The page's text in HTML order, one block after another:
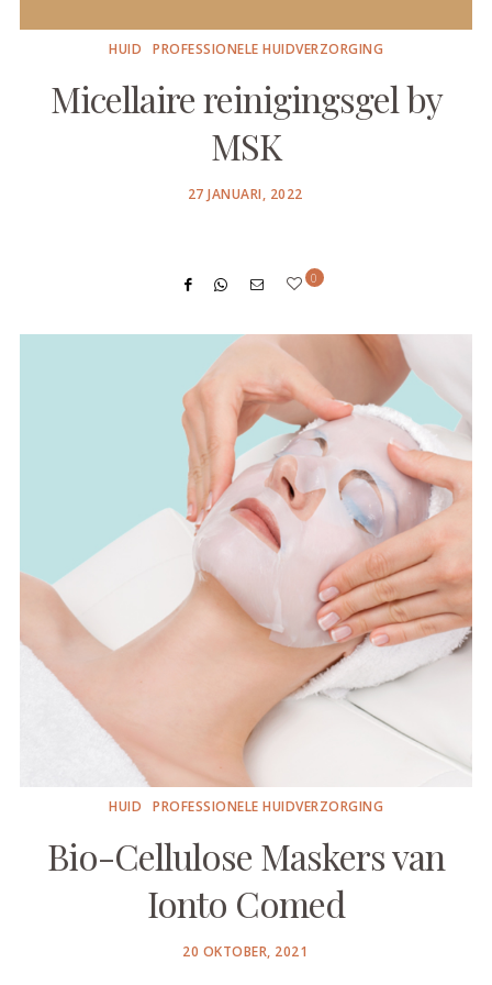
HUID PROFESSIONELE HUIDVERZORGING
Micellaire reinigingsgel by
MSK
POSTED
27 JANUARI, 2022
0
HUID PROFESSIONELE HUIDVERZORGING
Bio-Cellulose Maskers van
Ionto Comed
POSTED
20 OKTOBER, 2021